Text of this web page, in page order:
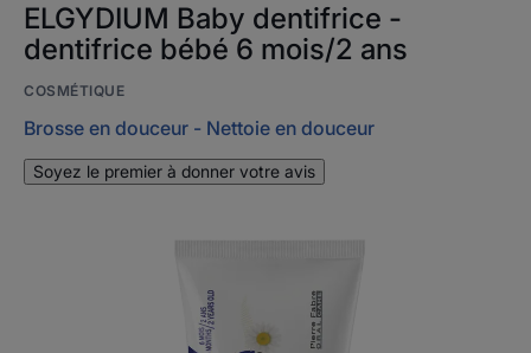
ELGYDIUM Baby dentifrice -
dentifrice bébé 6 mois/2 ans
COSMÉTIQUE
Brosse en douceur - Nettoie en douceur
Soyez le premier à donner votre avis